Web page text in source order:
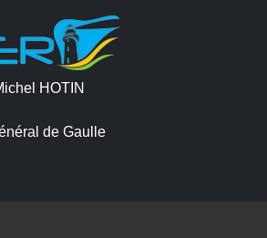
HOTIN
de Gaulle